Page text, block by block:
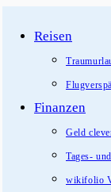
Inhalt
Reisen
Finanzen
Geld
Tages-
wikifolio